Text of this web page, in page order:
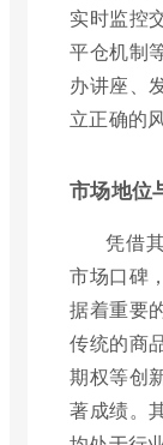
实时监控
平仓机制
办讲座、
立正确的
市场地位
凭借
市场口碑
据着重要
传统的商
期权等创
著成绩。